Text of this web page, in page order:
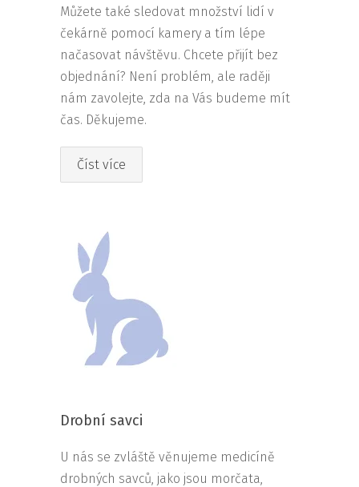
Můžete také sledovat množství lidí v
čekárně pomocí kamery a tím lépe
načasovat návštěvu. Chcete přijít bez
objednání? Není problém, ale raději
nám zavolejte, zda na Vás budeme mít
čas. Děkujeme.
Číst více
Drobní savci
U nás se zvláště věnujeme medicíně
drobných savců, jako jsou morčata,